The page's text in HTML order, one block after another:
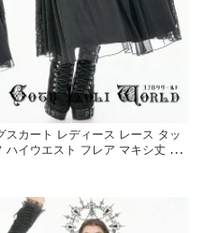
スカート レディース レース タッ
ハイウエスト フレア マキシ丈 ゴ
ガント コスプレ ヴィジュアル系
装 ステージ衣装 イベント衣装